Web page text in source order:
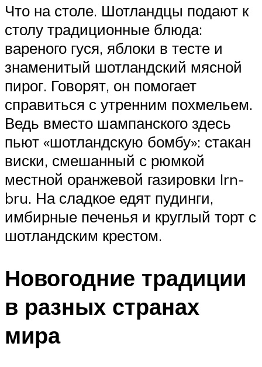
Что на столе. Шотландцы подают к
столу традиционные блюда:
вареного гуся, яблоки в тесте и
знаменитый шотландский мясной
пирог. Говорят, он помогает
справиться с утренним похмельем.
Ведь вместо шампанского здесь
пьют «шотландскую бомбу»: стакан
виски, смешанный с рюмкой
местной оранжевой газировки Irn-
bru. На сладкое едят пудинги,
имбирные печенья и круглый торт с
шотландским крестом.
Новогодние традиции
в разных странах
мира